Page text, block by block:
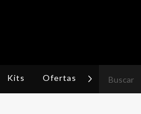
Kits Ofertas Revista